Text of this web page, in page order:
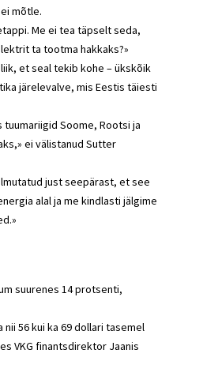
mõtle.
Me ei tea täpselt seda,
ta tootma hakkaks?»
et seal tekib kohe – ükskõik
järelevalve, mis Eestis täiesti
tuumariigid Soome, Rootsi ja
ei välistanud Sutter
just seepärast, et see
alal ja me kindlasti jälgime
suurenes 14 protsenti,
56 kui ka 69 dollari tasemel
VKG finantsdirektor Jaanis